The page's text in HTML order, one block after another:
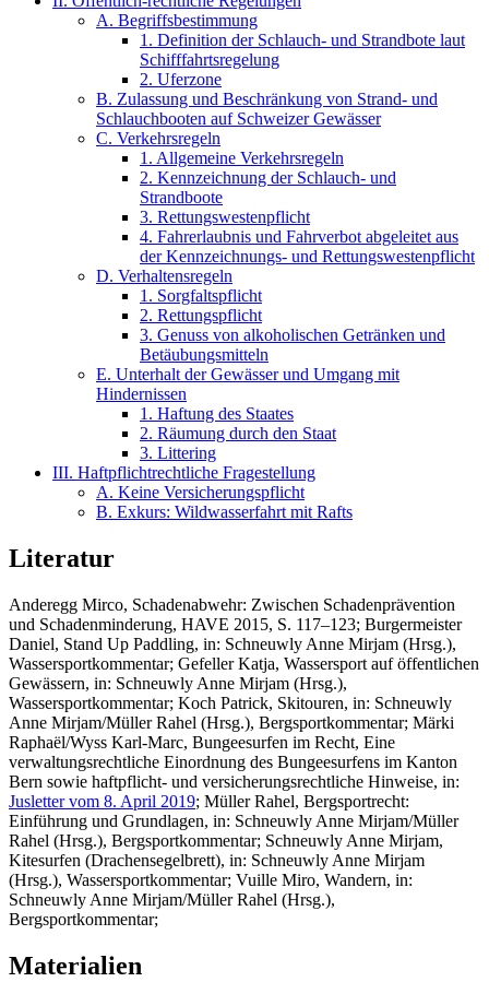
A. Begriffsbestimmung
1. Definition der Schlauch- und Strandbote laut
Schifffahrtsregelung
2. Uferzone
B. Zulassung und Beschränkung von Strand- und
Schlauchbooten auf Schweizer Gewässer
C. Verkehrsregeln
1. Allgemeine Verkehrsregeln
2. Kennzeichnung der Schlauch- und
Strandboote
3. Rettungswestenpflicht
4. Fahrerlaubnis und Fahrverbot abgeleitet aus
der Kennzeichnungs- und Rettungswestenpflicht
D. Verhaltensregeln
1. Sorgfaltspflicht
2. Rettungspflicht
3. Genuss von alkoholischen Getränken und
Betäubungsmitteln
E. Unterhalt der Gewässer und Umgang mit
Hindernissen
1. Haftung des Staates
2. Räumung durch den Staat
3. Littering
III. Haftpflichtrechtliche Fragestellung
A. Keine Versicherungspflicht
B. Exkurs: Wildwasserfahrt mit Rafts
Literatur
Anderegg Mirco, Schadenabwehr: Zwischen Schadenprävention
und Schadenminderung, HAVE 2015, S. 117–123; Burgermeister
Daniel, Stand Up Paddling, in: Schneuwly Anne Mirjam (Hrsg.),
Wassersportkommentar; Gefeller Katja, Wassersport auf öffentlichen
Gewässern, in: Schneuwly Anne Mirjam (Hrsg.),
Wassersportkommentar; Koch Patrick, Skitouren, in: Schneuwly
Anne Mirjam/Müller Rahel (Hrsg.), Bergsportkommentar; Märki
Raphaël/Wyss Karl-Marc, Bungeesurfen im Recht, Eine
verwaltungsrechtliche Einordnung des Bungeesurfens im Kanton
Bern sowie haftpflicht- und versicherungsrechtliche Hinweise, in:
Jusletter vom 8. April 2019; Müller Rahel, Bergsportrecht:
Einführung und Grundlagen, in: Schneuwly Anne Mirjam/Müller
Rahel (Hrsg.), Bergsportkommentar; Schneuwly Anne Mirjam,
Kitesurfen (Drachensegelbrett), in: Schneuwly Anne Mirjam
(Hrsg.), Wassersportkommentar; Vuille Miro, Wandern, in:
Schneuwly Anne Mirjam/Müller Rahel (Hrsg.),
Bergsportkommentar;
Materialien